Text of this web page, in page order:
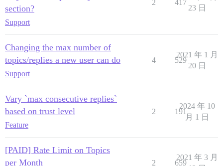
section?
Support
2 417
23 日
Changing the max number of
topics/replies a new user can do
Support
4 529
2021 年 1 月
20 日
Vary `max consecutive replies`
based on trust level
Feature
2 191
2024 年 10
月 1 日
[PAID] Rate Limit on Topics
per Month
2 659
2021 年 3 月